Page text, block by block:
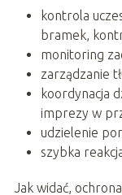
kontrola
bramek,
monitoring
zarządzanie
koordynacja
imprezy w
udzielenie
szybka
Jak widać,